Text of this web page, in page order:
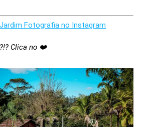
Fotografia no Instagram
Clica no ❤️